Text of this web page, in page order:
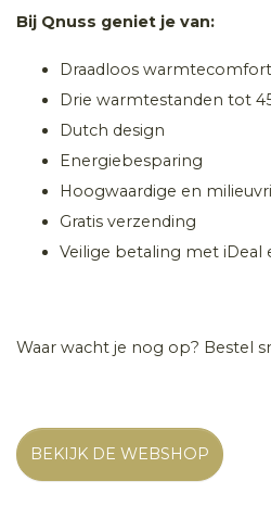
Bij Qnuss geniet je van:
Draadloos warmtecomfort
Drie warmtestanden tot
Dutch design
Energiebesparing
Hoogwaardige en
Gratis verzending
Veilige betaling met iDeal
Waar wacht je nog op? Bestel
BEKIJK DE WEBSHOP